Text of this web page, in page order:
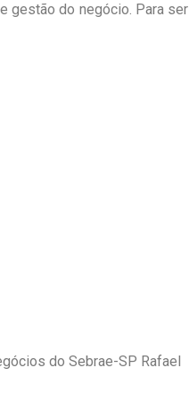
gestão do negócio. Para ser
do Sebrae-SP Rafael